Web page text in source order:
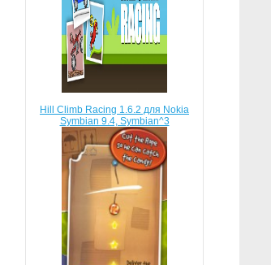
Hill Climb Racing 1.6.2 для Nokia
Symbian 9.4, Symbian^3